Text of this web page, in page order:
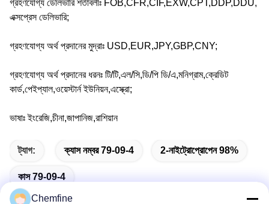
গ্রহণযোগ্য ডেলিভারি শর্তাবলীঃ FOB,CFR,CIF,EXW,CPT,DDP,DDU,
এক্সপ্রেস ডেলিভারি;
গ্রহণযোগ্য অর্থ প্রদানের মুদ্রাঃ USD,EUR,JPY,GBP,CNY;
গ্রহণযোগ্য অর্থ প্রদানের ধরনঃ টি/টি,এল/সি,ডি/পি ডি/এ,মনিগ্রাম,ক্রেডিট
কার্ড,পেইপ্যাল,ওয়েস্টার্ন ইউনিয়ন,এস্ক্রো;
ভাষাঃ ইংরেজি,চীনা,জাপানিজ,রাশিয়ান
ট্যাগ: ক্যাস নম্বর 79-09-4 2-নাইট্রোপ্রোপেন 98%
কাস 79-09-4
Chemfine